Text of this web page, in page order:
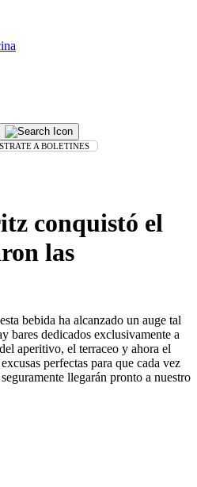
A BOLETINES
conquistó el
las
bebida ha alcanzado un auge tal
bares dedicados exclusivamente a
aperitivo, el terraceo y ahora el
perfectas para que cada vez
llegarán pronto a nuestro